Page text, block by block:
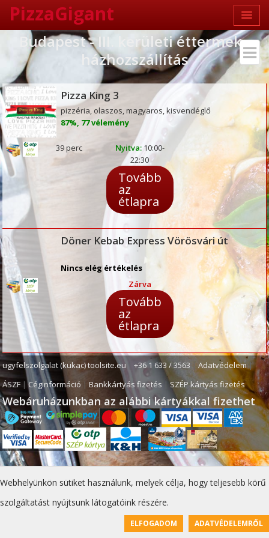
Webhelyünkön sütiket használunk, melyek célja, hogy teljesebb körű
szolgáltatást nyújtsunk látogatóink részére.
ELFOGADOM ADATVÉDELEMRŐL
PizzaGigant
Budapest - III. kerületi éttermek -
házhozszállítás
Pizza King 3
pizzéria, olaszos, magyaros, kisvendéglő
87%, 77 vélemény
39 perc Nyitva:10:00-
22:30
Tovább
az
étlapra
Döner Kebab Express Vörösvári út
Nincs elég értékelés
Zárva
Tovább
az
étlapra
ugyfelszolgalat (kukac) toolsite.eu |+36 1 633 / 3563 |Adatvédelem|
ÁSZF |Céginformáció |Bankkártyás fizetés |SZÉP kártyás fizetés
Webáruházunkban az alábbi kártyákkal fizethet